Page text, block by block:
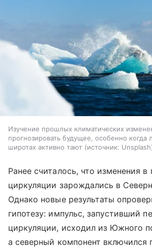
Изучение прошлых климатических
прогнозировать будущее, особенно когда
широтах активно тают
источник: Unsplash
Ранее считалось, что изменения в
циркуляции зарождались в
Однако новые результаты
гипотезу: импульс, запустивший
циркуляции, исходил из Южного
а северный компонент включился